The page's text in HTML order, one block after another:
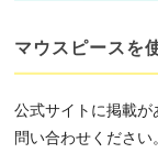
マウスピースを
公式サイトに掲載
問い合わせください